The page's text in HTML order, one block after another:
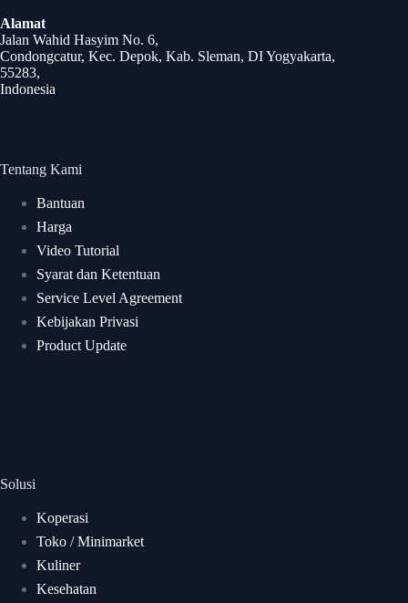
Alamat
Jalan Wahid Hasyim No. 6,
Condongcatur, Kec. Depok, Kab. Sleman, DI Yogyakarta,
55283,
Indonesia
Tentang Kami
Bantuan
Harga
Video Tutorial
Syarat dan Ketentuan
Service Level Agreement
Kebijakan Privasi
Product Update
Solusi
Koperasi
Toko / Minimarket
Kuliner
Kesehatan